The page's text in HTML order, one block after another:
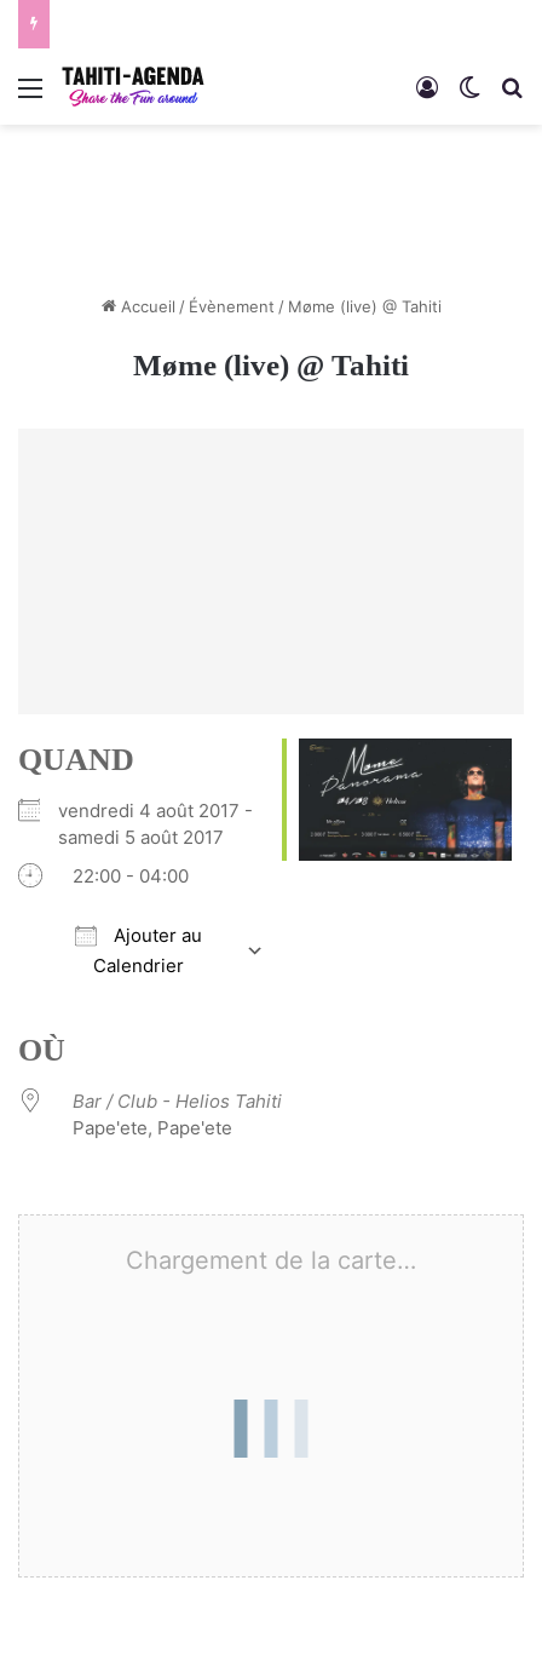
Menu Connexion
Accueil / Évènement / Møme (live) @ Tahiti
Møme (live) @ Tahiti
QUAND
vendredi 4 août 2017 -
samedi 5 août 2017
22:00 - 04:00
Ajouter au
Calendrier
OÙ
Bar / Club - Helios Tahiti
Pape'ete, Pape'ete
Chargement de la carte…